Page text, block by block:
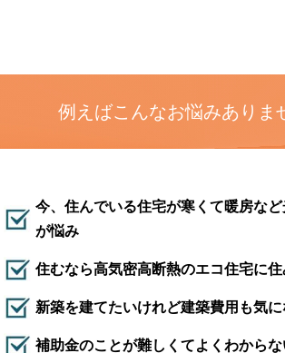
例えばこんなお悩みありま
今、住んでいる住宅が寒くて暖房な
が悩み
住むなら高気密高断熱のエコ住宅に住
新築を建てたいけれど建築費用も気に
補助金のことが難しくてよくわからな